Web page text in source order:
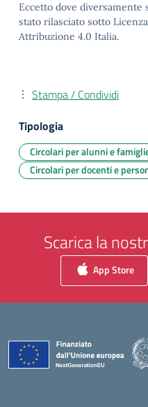
Eccetto dove diversamente
stato rilasciato sotto
Attribuzione 4.0 Italia.
Stampa / Condividi
Tipologia
Circolari per alunni e
Circolari per docenti e
Scarica la
App Store